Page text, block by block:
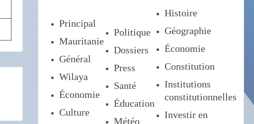
Principal
Mauritanie
Général
Wilaya
Économie
Culture
Politique
Dossiers
Press
Santé
Éducation
Météo
Histoire
Géographie
Économie
Constitution
Institutions
constitutionnelles
Investir en